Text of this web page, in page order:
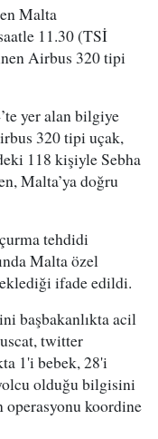
Malta
11.30 (TSİ
Airbus 320 tipi
yer alan bilgiye
320 tipi uçak,
118 kişiyle Sebha
Malta’ya doğru
tehdidi
Malta özel
ifade edildi.
başbakanlıkta acil
twitter
1'i bebek, 28'i
olduğu bilgisini
koordine